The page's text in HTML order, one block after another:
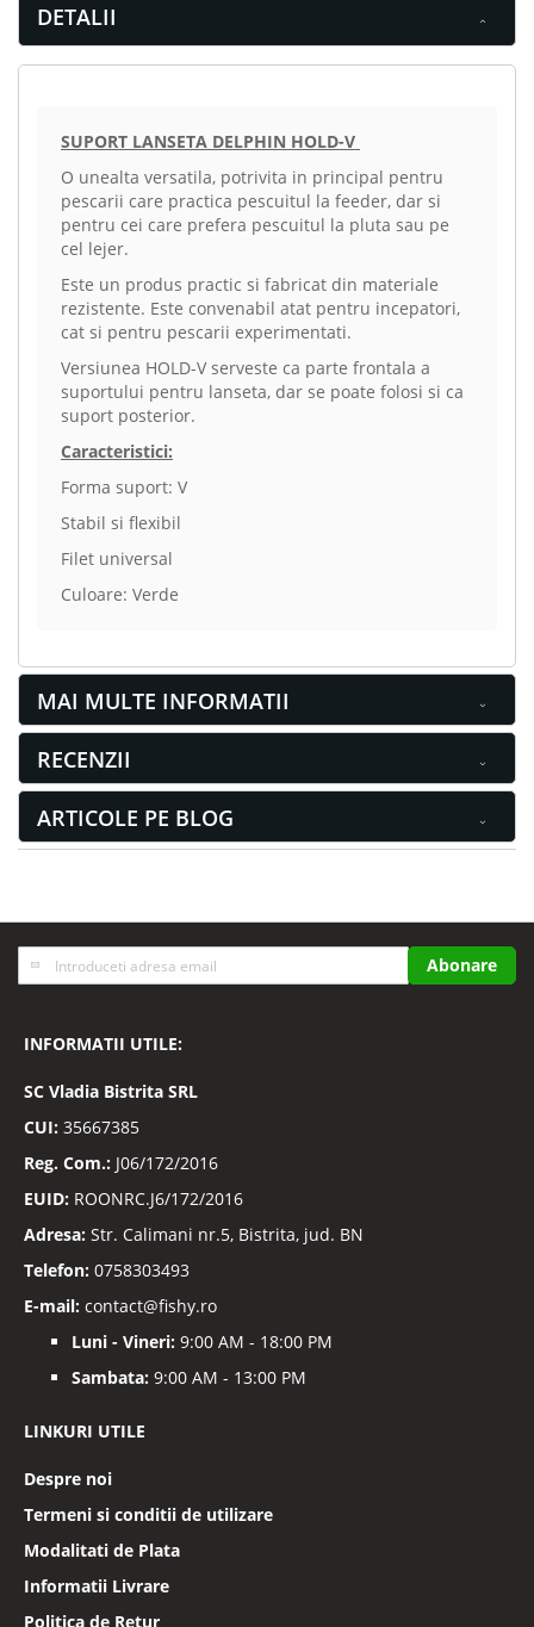
DETALII
SUPORT LANSETA DELPHIN HOLD-V
O unealta versatila, potrivita in principal pentru
pescarii care practica pescuitul la feeder, dar si
pentru cei care prefera pescuitul la pluta sau pe
cel lejer.
Este un produs practic si fabricat din materiale
rezistente. Este convenabil atat pentru incepatori,
cat si pentru pescarii experimentati.
Versiunea HOLD-V serveste ca parte frontala a
suportului pentru lanseta, dar se poate folosi si ca
suport posterior.
Caracteristici:
Forma suport: V
Stabil si flexibil
Filet universal
Culoare: Verde
MAI MULTE INFORMATII
RECENZII
ARTICOLE PE BLOG
Inscrieti-
va
noastre
Abonare
INFORMATII UTILE:
SC Vladia Bistrita SRL
CUI: 35667385
Reg. Com.: J06/172/2016
EUID: ROONRC.J6/172/2016
Adresa: Str. Calimani nr.5, Bistrita, jud. BN
Telefon: 0758303493
E-mail: contact@fishy.ro
Luni - Vineri: 9:00 AM - 18:00 PM
Sambata: 9:00 AM - 13:00 PM
LINKURI UTILE
Despre noi
Termeni si conditii de utilizare
Modalitati de Plata
Informatii Livrare
Politica de Retur